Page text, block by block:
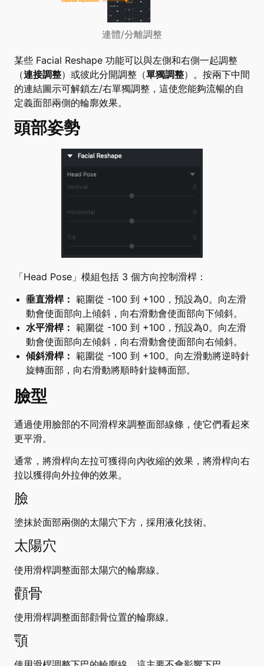
連體/分離調整
某些 Facial Reshape 功能可以與左側和右側一起調整
（連接調整）或彼此分開調整（單獨調整）。按兩下中間
的連結圖示可解鎖左/右單獨調整，這使您能夠流暢的自
定義面部兩側的輪廓效果。
頭部姿勢
「Head Pose」模組包括 3 個方向控制滑桿：
垂直滑桿： 範圍從 -100 到 +100，預設為0。向左滑
動會使面部向上傾斜，向右滑動會使面部向下傾斜。
水平滑桿： 範圍從 -100 到 +100，預設為0。向左滑
動會使面部向左傾斜，向右滑動會使面部向右傾斜。
傾斜滑桿： 範圍從 -100 到 +100。向左滑動將逆時針
旋轉面部，向右滑動將順時針旋轉面部。
臉型
通過使用臉部的不同滑桿來調整面部線條，使它們看起來
更平滑。
通常，將滑桿向左拉可獲得向內收縮的效果，將滑桿向右
拉以獲得向外拉伸的效果。
臉
塗抹於面部兩側的太陽穴下方，採用液化技術。
太陽穴
使用滑桿調整面部太陽穴的輪廓線。
顴骨
使用滑桿調整面部顴骨位置的輪廓線。
顎